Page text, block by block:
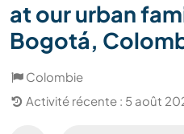
at our urban
Bogotá,
Colombie
Activité récente : 5 août